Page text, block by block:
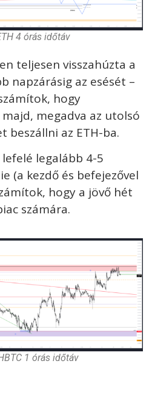
4 órás időtáv
teljesen visszahúzta a
napzárásig az esését –
hogy
megadva az utolsó
beszállni az ETH-ba.
legalább 4-5
(a kezdő és befejezővel
hogy a jövő hét
számára.
1 órás időtáv